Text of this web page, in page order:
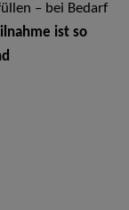
– bei Bedarf
ist so